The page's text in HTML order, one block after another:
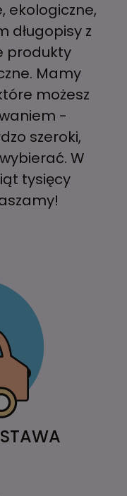
ekologiczne,
długopisy z
produkty
Mamy
możesz
-
szeroki,
W
tysięcy